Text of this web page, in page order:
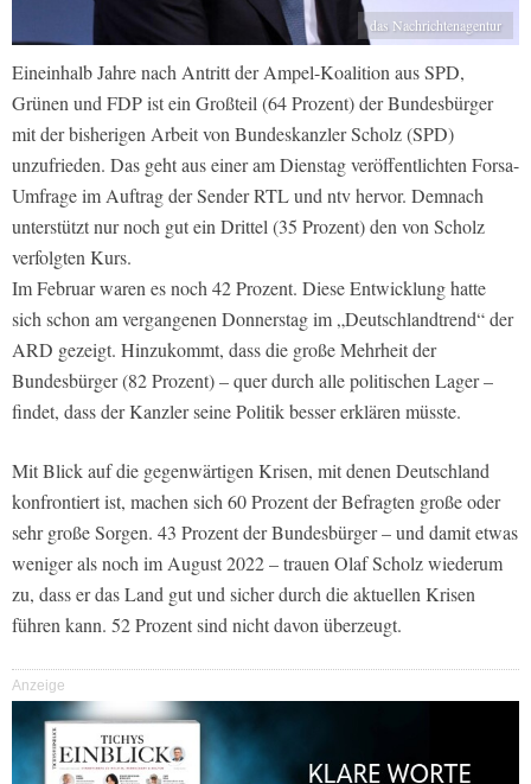
das Nachrichtenagentur
Eineinhalb Jahre nach Antritt der Ampel-Koalition aus SPD,
Grünen und FDP ist ein Großteil (64 Prozent) der Bundesbürger
mit der bisherigen Arbeit von Bundeskanzler Scholz (SPD)
unzufrieden. Das geht aus einer am Dienstag veröffentlichten Forsa-
Umfrage im Auftrag der Sender RTL und ntv hervor. Demnach
unterstützt nur noch gut ein Drittel (35 Prozent) den von Scholz
verfolgten Kurs.
Im Februar waren es noch 42 Prozent. Diese Entwicklung hatte
sich schon am vergangenen Donnerstag im „Deutschlandtrend“ der
ARD gezeigt. Hinzukommt, dass die große Mehrheit der
Bundesbürger (82 Prozent) – quer durch alle politischen Lager –
findet, dass der Kanzler seine Politik besser erklären müsste.
Mit Blick auf die gegenwärtigen Krisen, mit denen Deutschland
konfrontiert ist, machen sich 60 Prozent der Befragten große oder
sehr große Sorgen. 43 Prozent der Bundesbürger – und damit etwas
weniger als noch im August 2022 – trauen Olaf Scholz wiederum
zu, dass er das Land gut und sicher durch die aktuellen Krisen
führen kann. 52 Prozent sind nicht davon überzeugt.
Anzeige